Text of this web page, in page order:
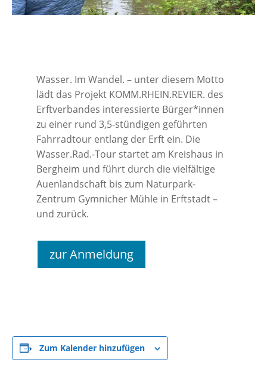
Wasser. Im Wandel. – unter diesem Motto
lädt das Projekt KOMM.RHEIN.REVIER. des
Erftverbandes interessierte Bürger*innen
zu einer rund 3,5-stündigen geführten
Fahrradtour entlang der Erft ein. Die
Wasser.Rad.-Tour startet am Kreishaus in
Bergheim und führt durch die vielfältige
Auenlandschaft bis zum Naturpark-
Zentrum Gymnicher Mühle in Erftstadt –
und zurück.
zur Anmeldung
Zum Kalender hinzufügen